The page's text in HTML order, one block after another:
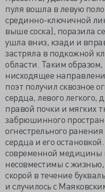
пуля вошла в левую
срединно-ключичной
выше соска), поразила
ушла вниз, кзади и
застряла в подкожной
области. Таким
нисходящее
поэт получил сквозное
сердца, левого
правой почки и мягких
забрюшинного
огнестрельного
сердца и его
современной медицины
несовместимы с
скорой в течение
и случилось с